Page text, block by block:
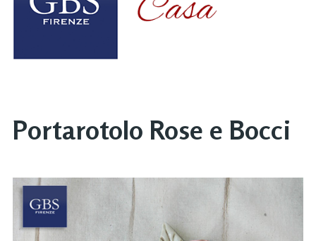
Portarotolo Rose e Bocci